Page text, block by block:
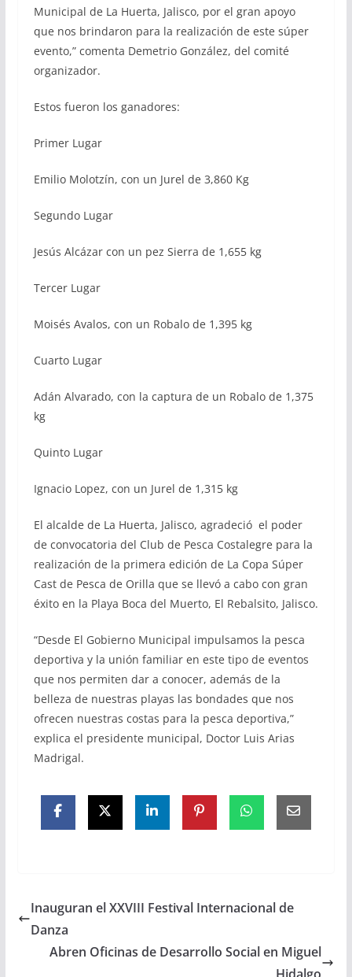
Municipal de La Huerta, Jalisco, por el gran apoyo
que nos brindaron para la realización de este súper
evento,” comenta Demetrio González, del comité
organizador.
Estos fueron los ganadores:
Primer Lugar
Emilio Molotzín, con un Jurel de 3,860 Kg
Segundo Lugar
Jesús Alcázar con un pez Sierra de 1,655 kg
Tercer Lugar
Moisés Avalos, con un Robalo de 1,395 kg
Cuarto Lugar
Adán Alvarado, con la captura de un Robalo de 1,375
kg
Quinto Lugar
Ignacio Lopez, con un Jurel de 1,315 kg
El alcalde de La Huerta, Jalisco, agradeció el poder
de convocatoria del Club de Pesca Costalegre para la
realización de la primera edición de La Copa Súper
Cast de Pesca de Orilla que se llevó a cabo con gran
éxito en la Playa Boca del Muerto, El Rebalsito, Jalisco.
“Desde El Gobierno Municipal impulsamos la pesca
deportiva y la unión familiar en este tipo de eventos
que nos permiten dar a conocer, además de la
belleza de nuestras playas las bondades que nos
ofrecen nuestras costas para la pesca deportiva,”
explica el presidente municipal, Doctor Luis Arias
Madrigal.
Inauguran el XXVIII Festival Internacional de
Danza
Abren Oficinas de Desarrollo Social en Miguel